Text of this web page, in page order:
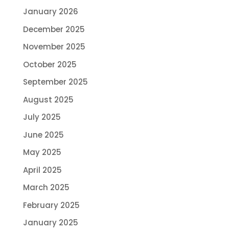
January 2026
December 2025
November 2025
October 2025
September 2025
August 2025
July 2025
June 2025
May 2025
April 2025
March 2025
February 2025
January 2025